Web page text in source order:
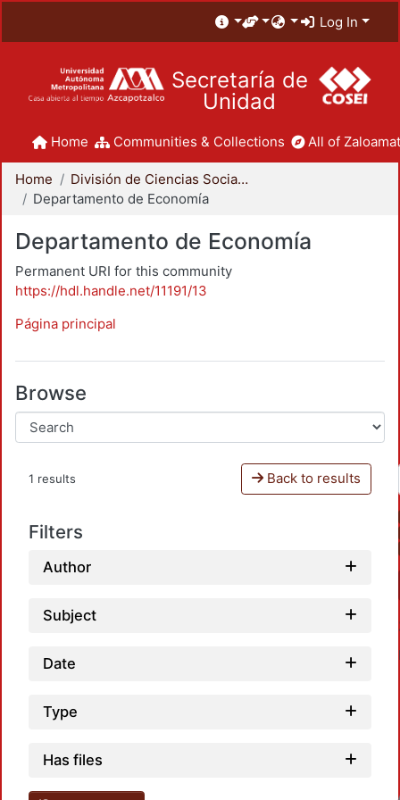
Log In
Secretaría de
Unidad
Home Communities & Collections All of
Home
División de Ciencias Sociales y Humanidades
Departamento de Economía
Departamento de Economía
Permanent URI for this community
https://hdl.handle.net/11191/13
Página principal
Browse
1 results Back to results
Filters
Author
Subject
Date
Type
Has files